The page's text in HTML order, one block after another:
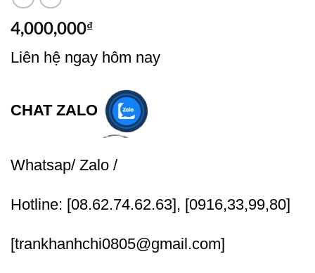
4,000,000₫
Liên hệ ngay hôm nay
CHAT ZALO
Whatsap/ Zalo /
Hotline: [08.62.74.62.63], [0916,33,99,80]
[trankhanhchi0805@gmail.com]